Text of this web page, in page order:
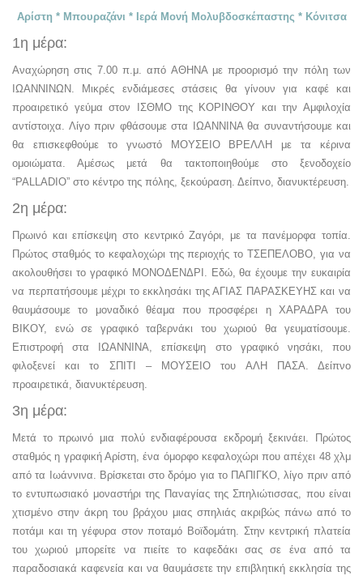
Αρίστη * Μπουραζάνι * Ιερά Μονή Μολυβδοσκέπαστης * Κόνιτσα
1η μέρα:
Αναχώρηση στις 7.00 π.μ. από ΑΘΗΝΑ με προορισμό την πόλη των
ΙΩΑΝΝΙΝΩΝ. Μικρές ενδιάμεσες στάσεις θα γίνουν για καφέ και
προαιρετικό γεύμα στον ΙΣΘΜΟ της ΚΟΡΙΝΘΟΥ και την Αμφιλοχία
αντίστοιχα. Λίγο πριν φθάσουμε στα ΙΩΑΝΝΙΝΑ θα συναντήσουμε και
θα επισκεφθούμε το γνωστό ΜΟΥΣΕΙΟ ΒΡΕΛΛΗ με τα κέρινα
ομοιώματα. Αμέσως μετά θα τακτοποιηθούμε στο ξενοδοχείο
“PALLADIO” στο κέντρο της πόλης, ξεκούραση. Δείπνο, διανυκτέρευση.
2η μέρα:
Πρωινό και επίσκεψη στο κεντρικό Ζαγόρι, με τα πανέμορφα τοπία.
Πρώτος σταθμός το κεφαλοχώρι της περιοχής το ΤΣΕΠΕΛΟΒΟ, για να
ακολουθήσει το γραφικό ΜΟΝΟΔΕΝΔΡΙ. Εδώ, θα έχουμε την ευκαιρία
να περπατήσουμε μέχρι το εκκλησάκι της ΑΓΙΑΣ ΠΑΡΑΣΚΕΥΗΣ και να
θαυμάσουμε το μοναδικό θέαμα που προσφέρει η ΧΑΡΑΔΡΑ του
ΒΙΚΟΥ, ενώ σε γραφικό ταβερνάκι του χωριού θα γευματίσουμε.
Επιστροφή στα ΙΩΑΝΝΙΝΑ, επίσκεψη στο γραφικό νησάκι, που
φιλοξενεί και το ΣΠΙΤΙ – ΜΟΥΣΕΙΟ του ΑΛΗ ΠΑΣΑ. Δείπνο
προαιρετικά, διανυκτέρευση.
3η μέρα:
Μετά το πρωινό μια πολύ ενδιαφέρουσα εκδρομή ξεκινάει. Πρώτος
σταθμός η γραφική Αρίστη, ένα όμορφο κεφαλοχώρι που απέχει 48 χλμ
από τα Ιωάννινα. Βρίσκεται στο δρόμο για το ΠΑΠΙΓΚΟ, λίγο πριν από
το εντυπωσιακό μοναστήρι της Παναγίας της Σπηλιώτισσας, που είναι
χτισμένο στην άκρη του βράχου μιας σπηλιάς ακριβώς πάνω από το
ποτάμι και τη γέφυρα στον ποταμό Βοϊδομάτη. Στην κεντρική πλατεία
του χωριού μπορείτε να πιείτε το καφεδάκι σας σε ένα από τα
παραδοσιακά καφενεία και να θαυμάσετε την επιβλητική εκκλησία της